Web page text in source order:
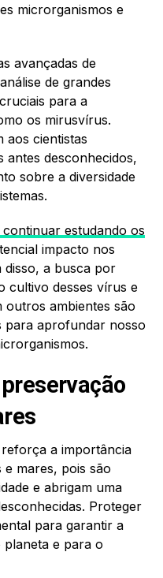
microrganismos e
avançadas de
de grandes
para a
os mirusvírus.
aos cientistas
desconhecidos,
sobre a diversidade
estudando os
impacto nos
disso, a busca por
cultivo desses vírus e
outros ambientes são
para aprofundar nosso
a importância
mares, pois são
e abrigam uma
Proteger
para garantir a
e para o